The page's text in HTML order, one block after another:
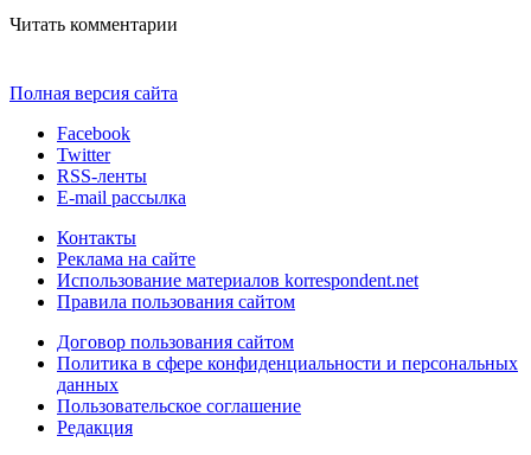
Читать комментарии
Полная версия сайта
Facebook
Twitter
RSS-ленты
E-mail рассылка
Контакты
Реклама на сайте
Использование материалов korrespondent.net
Правила пользования сайтом
Договор пользования сайтом
Политика в сфере конфиденциальности и персональных
данных
Пользовательское соглашение
Редакция